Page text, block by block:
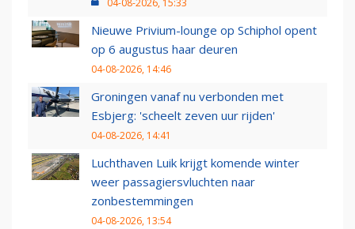
04-08-2026, 15:33
Nieuwe Privium-lounge op Schiphol opent
op 6 augustus haar deuren
04-08-2026, 14:46
Groningen vanaf nu verbonden met
Esbjerg: 'scheelt zeven uur rijden'
04-08-2026, 14:41
Luchthaven Luik krijgt komende winter
weer passagiersvluchten naar
zonbestemmingen
04-08-2026, 13:54